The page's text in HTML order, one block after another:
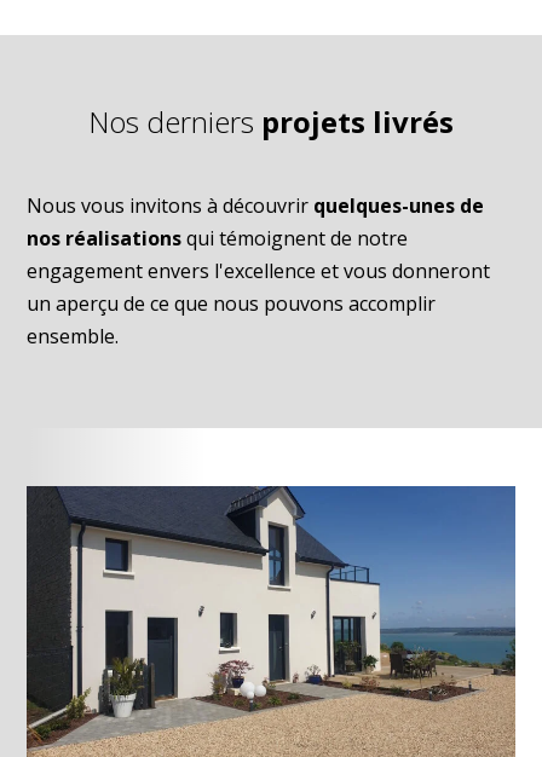
Nos derniers projets livrés
Nous vous invitons à découvrir quelques-unes de
nos réalisationsqui témoignent de notre
engagement envers l'excellence et vous donneront
un aperçu de ce que nous pouvons accomplir
ensemble.